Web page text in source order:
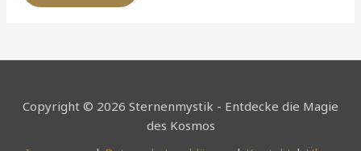
Copyright © 2026 Sternenmystik - Entdecke die Magie
des Kosmos